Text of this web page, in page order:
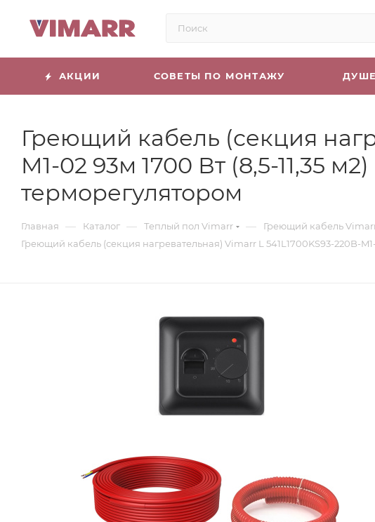
АКЦИИ СОВЕТЫ ПО МОНТАЖУ
Греющий кабель (секция
M1-02 93м 1700 Вт (8,5-11,35
терморегулятором
Главная — Каталог — Теплый пол Vimarr — Греющий кабель
Греющий кабель (секция нагревательная) Vimarr L 541L1700KS93-220B-